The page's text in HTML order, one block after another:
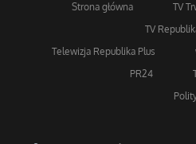
Strona główna TV
TV
Telewizja Republika Plus
PR24